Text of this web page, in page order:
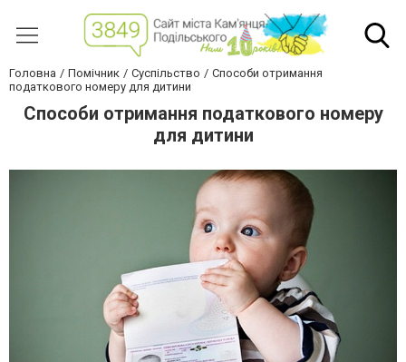
Головна Помічник Суспільство
Способи отримання
податкового номеру для дитини
Способи отримання податкового номеру
для дитини